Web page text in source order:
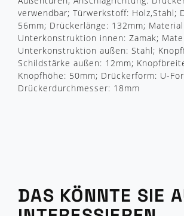
verwendbar; Türwerkstoff: Holz,Stahl;
56mm; Drückerlänge: 132mm; Material
Unterkonstruktion innen: Zamak;
Unterkonstruktion außen: Stahl;
Schildstärke außen: 12mm;
Knopfhöhe: 50mm; Drückerform: U-
Drückerdurchmesser: 18mm
DAS KÖNNTE SIE